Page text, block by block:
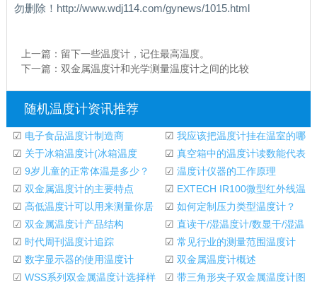
勿删除！http://www.wdj114.com/gynews/1015.html
上一篇： 留下一些温度计，记住最高温度。
下一篇： 双金属温度计和光学测量温度计之间的比较
随机温度计资讯推荐
☑ 电子食品温度计制造商 ☑ 我应该把温度计挂在温室的哪
里？
☑ 关于冰箱温度计(冰箱温度
计，常州瑞明仪器
☑ 真空箱中的温度计读数能代表
内部空间的实际
☑ 9岁儿童的正常体温是多少？ ☑ 温度计仪器的工作原理
☑ 双金属温度计的主要特点 ☑ EXTECH IR100微型红外线温
度计规格
☑ 高低温度计可以用来测量你居
住的房子内外的
☑ 如何定制压力类型温度计？
☑ 双金属温度计产品结构 ☑ 直读干/湿温度计/数显干/湿温
度计/温湿度记
☑ 时代周刊温度计追踪 ☑ 常见行业的测量范围温度计
☑ 数字显示器的使用温度计 ☑ 双金属温度计概述
☑ WSS系列双金属温度计选择样
☑ 带三角形夹子双金属温度计图